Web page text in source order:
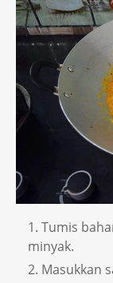
Tumis
minyak.
Masukkan